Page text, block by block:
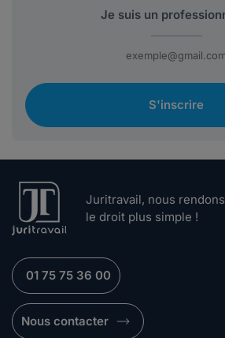
S'inscrire
Juritravail, nous rendons
le droit plus simple !
01 75 75 36 00
Nous contacter